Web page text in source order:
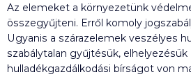
Az elemeket a környezetünk
összegyűjteni. Erről komoly
Ugyanis a szárazelemek veszélyes
szabálytalan gyűjtésük,
hulladékgazdálkodási bírságot von